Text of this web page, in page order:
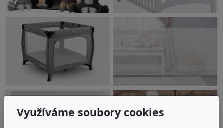
Využíváme soubory cookies